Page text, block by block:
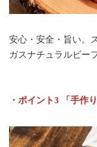
安心・安全・旨い。
ガスナチュラルビー
・ポイント3 「手作